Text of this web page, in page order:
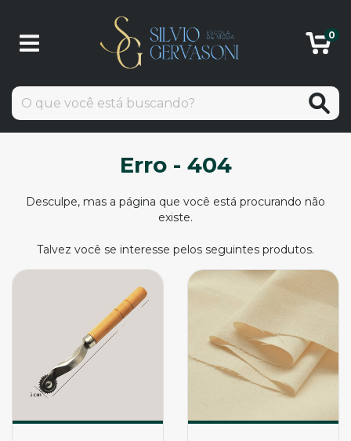
0
Erro - 404
Desculpe, mas a página que você está procurando não
existe.
Talvez você se interesse pelos seguintes produtos.